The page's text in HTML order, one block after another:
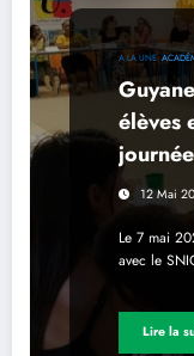
A LA UNE
élèves
12 Mai
Le 7 mai
avec le
Lire la